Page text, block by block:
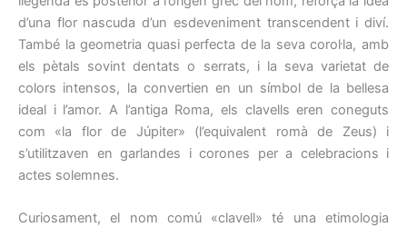
d’una flor nascuda d’un esdeveniment transcendent i diví.
També la geometria quasi perfecta de la seva corol·la, amb
els pètals sovint dentats o serrats, i la seva varietat de
colors intensos, la convertien en un símbol de la bellesa
ideal i l’amor. A l’antiga Roma, els clavells eren coneguts
com «la flor de Júpiter» (l’equivalent romà de Zeus) i
s’utilitzaven en garlandes i corones per a celebracions i
actes solemnes.
Curiosament, el nom comú «clavell» té una etimologia